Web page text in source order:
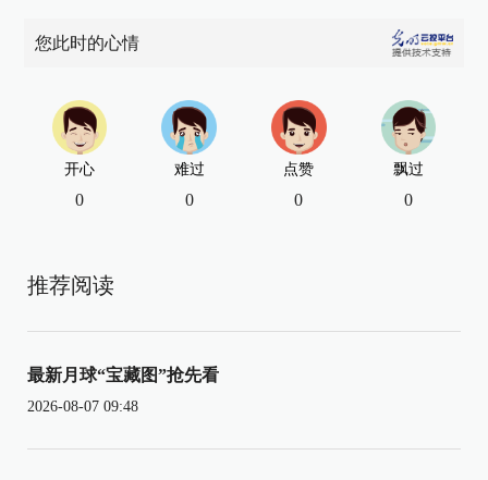
您此时的心情
开心
0
难过
0
点赞
0
飘过
0
推荐阅读
最新月球“宝藏图”抢先看
2026-08-07 09:48